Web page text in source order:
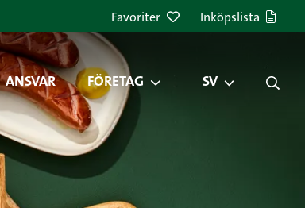
Favoriter Inköpslista
ANSVAR FÖRETAG SV